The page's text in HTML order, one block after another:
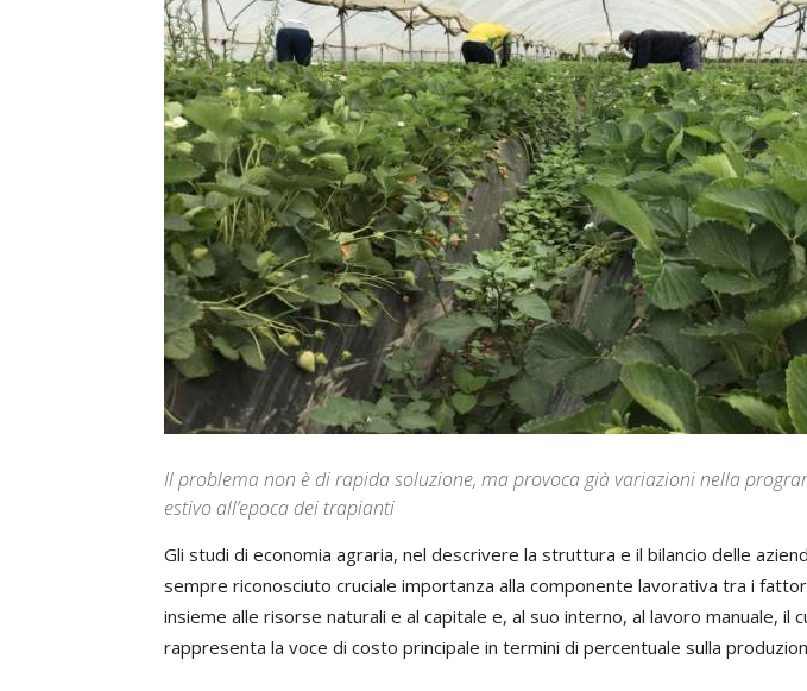
Il problema non è di rapida soluzione, ma provoca già variazioni nella
estivo all’epoca dei trapianti
Gli studi di economia agraria, nel descrivere la struttura e il bilancio delle
sempre riconosciuto cruciale importanza alla componente lavorativa tra i
insieme alle risorse naturali e al capitale e, al suo interno, al lavoro manuale, il
rappresenta la voce di costo principale in termini di percentuale sulla